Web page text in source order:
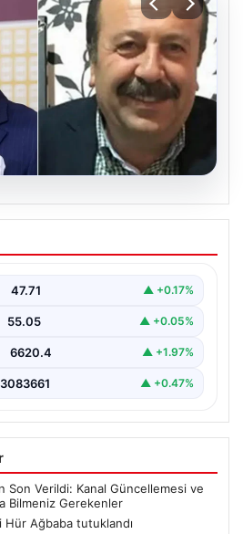
ağabeyi Hür Ağbaba
47.71 ▲ +0.17%
55.05 ▲ +0.05%
6620.4 ▲ +1.97%
3083661 ▲ +0.47%
Son Verildi: Kanal Güncellemesi ve
Bilmeniz Gerekenler
Hür Ağbaba tutuklandı